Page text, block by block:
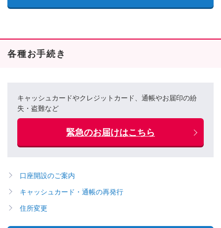
各種お手続き
キャッシュカードやクレジットカード、通帳やお届印の紛
失・盗難など
緊急のお届けはこちら
口座開設のご案内
キャッシュカード・通帳の再発行
住所変更